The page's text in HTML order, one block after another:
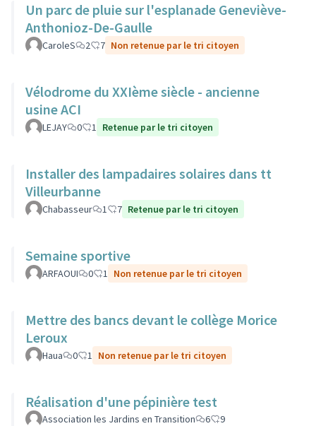
Un parc de pluie sur l'esplanade Geneviève-
Anthonioz-De-Gaulle
CaroleS 2 7 Non retenue par le tri citoyen
Vélodrome du XXIème siècle - ancienne
usine ACI
LEJAY 0 1 Retenue par le tri citoyen
Installer des lampadaires solaires dans tt
Villeurbanne
Chabasseur 1 7 Retenue par le tri citoyen
Semaine sportive
ARFAOUI 0 1 Non retenue par le tri citoyen
Mettre des bancs devant le collège Morice
Leroux
Haua 0 1 Non retenue par le tri citoyen
Réalisation d'une pépinière test
Association les Jardins en Transition 6
9